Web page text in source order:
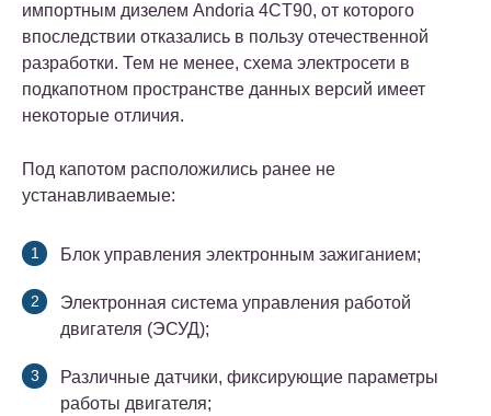
импортным дизелем Andoria 4CT90, от которого
впоследствии отказались в пользу отечественной
разработки. Тем не менее, схема электросети в
подкапотном пространстве данных версий имеет
некоторые отличия.
Под капотом расположились ранее не
устанавливаемые:
Блок управления электронным зажиганием;
Электронная система управления работой
двигателя (ЭСУД);
Различные датчики, фиксирующие параметры
работы двигателя;